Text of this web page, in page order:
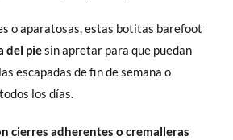
o aparatosas, estas botitas barefoot
del piesin apretar para que puedan
escapadas de fin de semana o
los días.
cierres adherentes o cremalleras